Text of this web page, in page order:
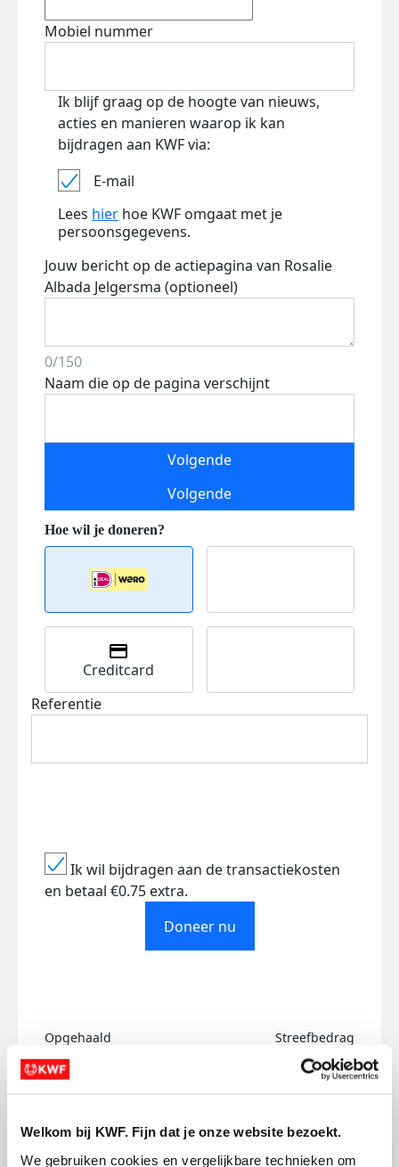
Welkom bij KWF. Fijn dat je onze website bezoekt.
We gebruiken cookies en vergelijkbare technieken om
Mobiel nummer
Ik blijf graag op de hoogte van nieuws,
acties en manieren waarop ik kan
bijdragen aan KWF via:
E-mail
Lees hier hoe KWF omgaat met je
persoonsgegevens.
Jouw bericht op de actiepagina van Rosalie
Albada Jelgersma (optioneel)
0/150
Naam die op de pagina verschijnt
Volgende
Volgende
Creditcard
Referentie
Ik wil bijdragen aan de transactiekosten
en betaal €0.75 extra.
Doneer nu
Opgehaald
€604
Streefbedrag
€500